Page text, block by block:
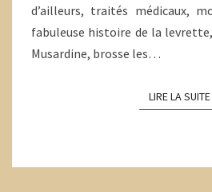
d’ailleurs, traités médicaux,
fabuleuse histoire de la
Musardine, brosse les…
LIRE LA SUITE